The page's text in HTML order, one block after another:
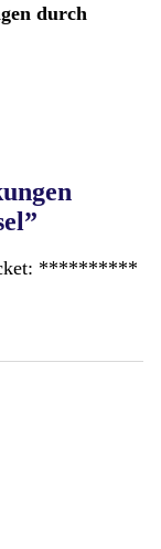
durch
**********